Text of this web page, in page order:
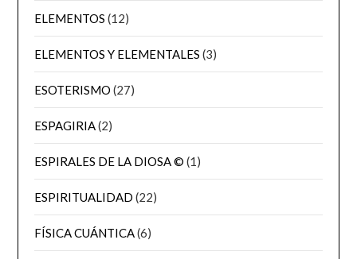
ELEMENTOS (12)
ELEMENTOS Y ELEMENTALES (3)
ESOTERISMO (27)
ESPAGIRIA(2)
ESPIRALES DE LA DIOSA © (1)
ESPIRITUALIDAD (22)
FÍSICA CUÁNTICA(6)